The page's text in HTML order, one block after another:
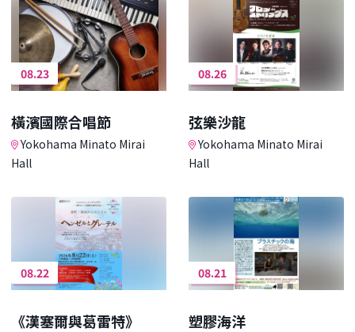
08.23
橫濱國際合唱節
Yokohama Minato Mirai
Hall
08.26
弦樂沙龍
Yokohama Minato Mirai
Hall
08.22
《漢塞爾與葛雷特》
08.21
塑膠海洋